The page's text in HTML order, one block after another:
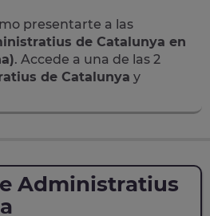
presentarte a las
de Catalunya en
. Accede a una de las 2
de Catalunya y
Administratius